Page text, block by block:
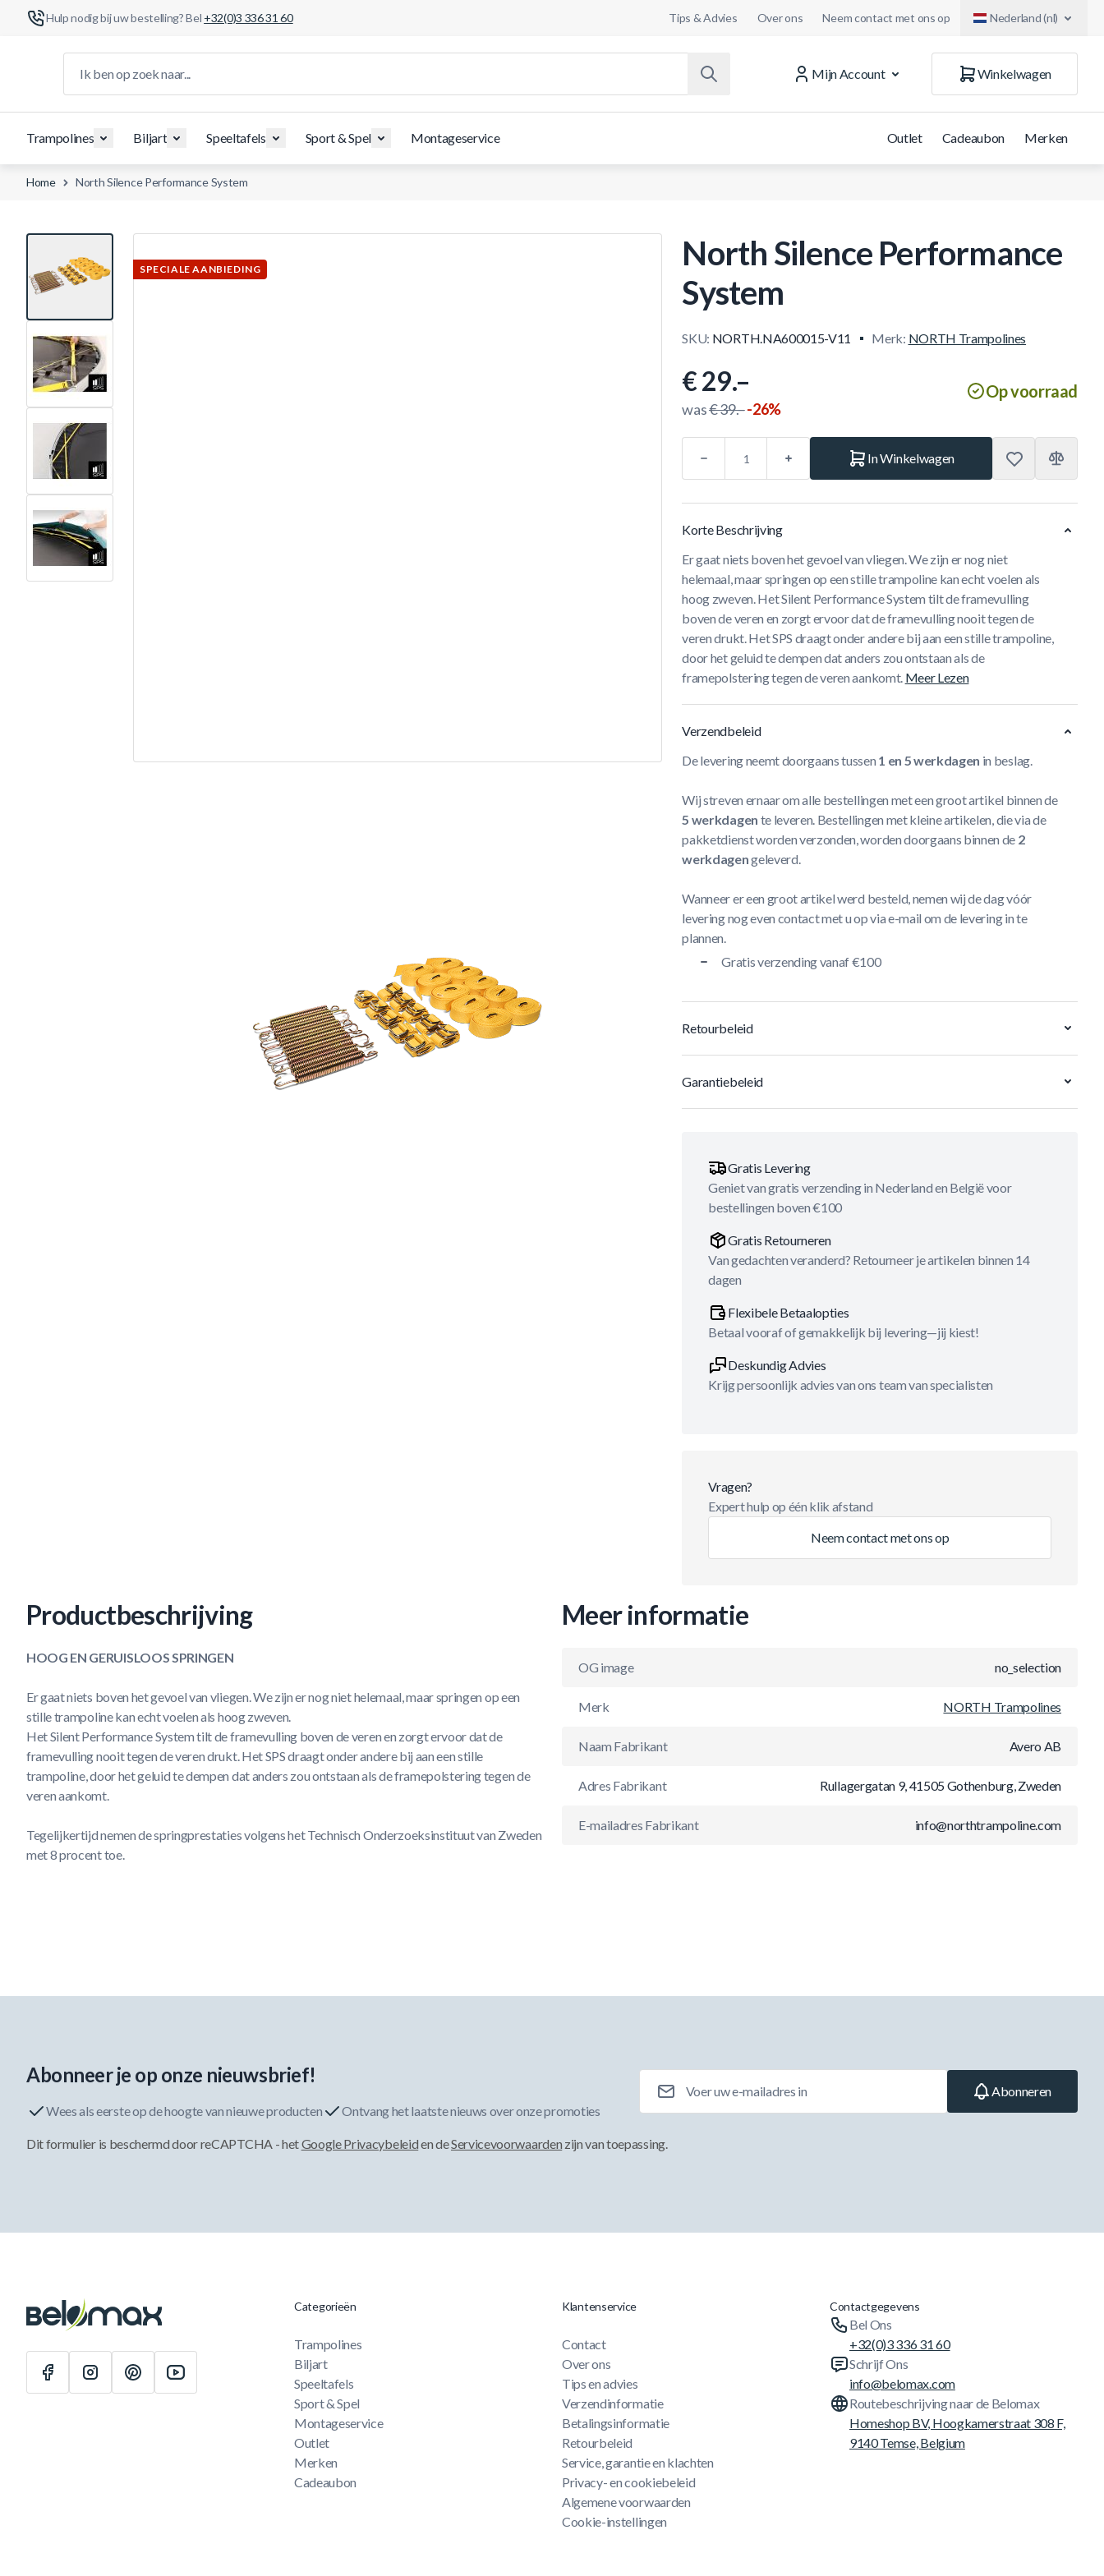
Hulp nodig bij uw bestelling? Bel +32(0)3 336 31 60 Tips & Advies Over ons Neem contact met ons op Nederland (nl)
Mijn Account
Winkelwagen
Trampolines Biljart Speeltafels Sport & Spel Montageservice Outlet Cadeaubon Merken
Home North Silence Performance System
SPECIALE AANBIEDING
View larger image
North Silence Performance
System
SKU: NORTH.NA600015-V11 Merk: NORTH Trampolines
€ 29.–
was€ 39.–-26%
Op voorraad
In Winkelwagen
Korte Beschrijving
Er gaat niets boven het gevoel van vliegen. We zijn er nog niet
helemaal, maar springen op een stille trampoline kan echt voelen als
hoog zweven.Het Silent Performance System tilt de framevulling
boven de veren en zorgt ervoor dat de framevulling nooit tegen de
veren drukt. Het SPS draagt onder andere bij aan een stille trampoline,
door het geluid te dempen dat anders zou ontstaan als de
framepolstering tegen de veren aankomt. Meer Lezen
Verzendbeleid
De levering neemt doorgaans tussen 1 en 5 werkdagen in beslag.
Wij streven ernaar om alle bestellingen met een groot artikel binnen de
5 werkdagen te leveren. Bestellingen met kleine artikelen, die via de
pakketdienst worden verzonden, worden doorgaans binnen de 2
werkdagengeleverd.
Wanneer er een groot artikel werd besteld, nemen wij de dag vóór
levering nog even contact met u op via e-mail om de levering in te
plannen.
Gratis verzending vanaf €100
Retourbeleid
Garantiebeleid
Gratis Levering
Geniet van gratis verzending in Nederland en België voor
bestellingen boven €100
Gratis Retourneren
Van gedachten veranderd? Retourneer je artikelen binnen 14
dagen
Flexibele Betaalopties
Betaal vooraf of gemakkelijk bij levering—jij kiest!
Deskundig Advies
Krijg persoonlijk advies van ons team van specialisten
Vragen?
Expert hulp op één klik afstand
Neem contact met ons op
Productbeschrijving
HOOG EN GERUISLOOS SPRINGEN
Er gaat niets boven het gevoel van vliegen. We zijn er nog niet helemaal, maar springen op een
stille trampoline kan echt voelen als hoog zweven.
Het Silent Performance System tilt de framevulling boven de veren en zorgt ervoor dat de
framevulling nooit tegen de veren drukt. Het SPS draagt onder andere bij aan een stille
trampoline, door het geluid te dempen dat anders zou ontstaan als de framepolstering tegen de
veren aankomt.
Tegelijkertijd nemen de springprestaties volgens het Technisch Onderzoeksinstituut van Zweden
met 8 procent toe.
Meer informatie
OG image no_selection
Merk NORTH Trampolines
Naam Fabrikant Avero AB
Adres Fabrikant Rullagergatan 9, 41505 Gothenburg, Zweden
E-mailadres Fabrikant info@northtrampoline.com
Abonneer je op onze nieuwsbrief!
Wees als eerste op de hoogte van nieuwe producten Ontvang het laatste nieuws over onze promoties
Abonneren
Dit formulier is beschermd door reCAPTCHA - hetGoogle Privacybeleiden deServicevoorwaarden zijn van toepassing.
Categorieën
Trampolines
Biljart
Speeltafels
Sport & Spel
Montageservice
Outlet
Merken
Cadeaubon
Klantenservice
Contact
Over ons
Tips en advies
Verzendinformatie
Betalingsinformatie
Retourbeleid
Service, garantie en klachten
Privacy- en cookiebeleid
Algemene voorwaarden
Cookie-instellingen
Contactgegevens
Bel Ons
+32(0)3 336 31 60
Schrijf Ons
info@belomax.com
Routebeschrijving naar de Belomax
Homeshop BV, Hoogkamerstraat 308 F,
9140 Temse, Belgium